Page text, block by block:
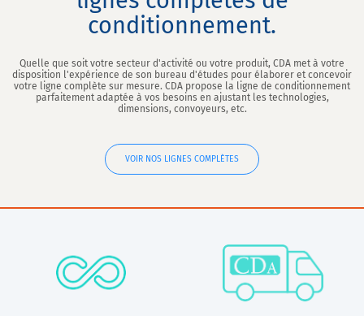
conditionnement.
Quelle que soit votre secteur d'activité ou votre produit, CDA met à votre
disposition l'expérience de son bureau d'études pour élaborer et concevoir
votre ligne complète sur mesure. CDA propose la ligne de conditionnement
parfaitement adaptée à vos besoins en ajustant les technologies,
dimensions, convoyeurs, etc.
VOIR NOS LIGNES COMPLÈTES